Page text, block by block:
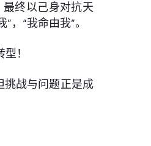
终以己身对抗天
“我命由我”。
！
挑战与问题正是成